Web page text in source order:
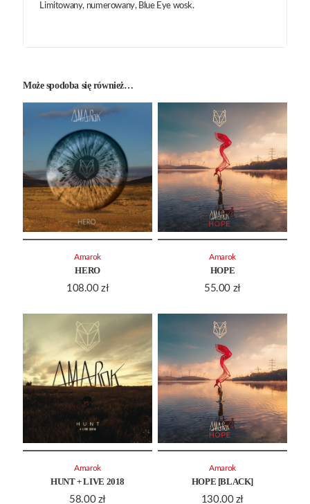
Limitowany, numerowany, Blue Eye wosk.
Może spodoba się również…
HERO
108.00 zł
Amarok
HOPE
55.00 zł
Amarok
HUNT + LIVE 2018
58.00 zł
Amarok
HOPE [BLACK]
130.00 zł
Amarok